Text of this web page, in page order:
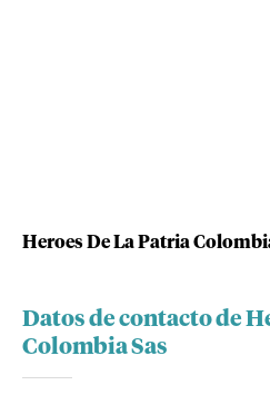
Heroes De La Patria
Datos de contacto de
Colombia Sas